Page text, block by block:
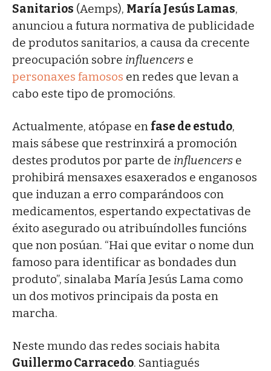
Sanitarios (Aemps), María Jesús Lamas,
anunciou a futura normativa de publicidade
de produtos sanitarios, a causa da crecente
preocupación sobre influencers e
personaxes famosos en redes que levan a
cabo este tipo de promocións.
Actualmente, atópase en fase de estudo,
mais sábese que restrinxirá a promoción
destes produtos por parte de influencers e
prohibirá mensaxes esaxerados e enganosos
que induzan a erro comparándoos con
medicamentos, espertando expectativas de
éxito asegurado ou atribuíndolles funcións
que non posúan. “Hai que evitar o nome dun
famoso para identificar as bondades dun
produto”, sinalaba María Jesús Lama como
un dos motivos principais da posta en
marcha.
Neste mundo das redes sociais habita
Guillermo Carracedo. Santiagués